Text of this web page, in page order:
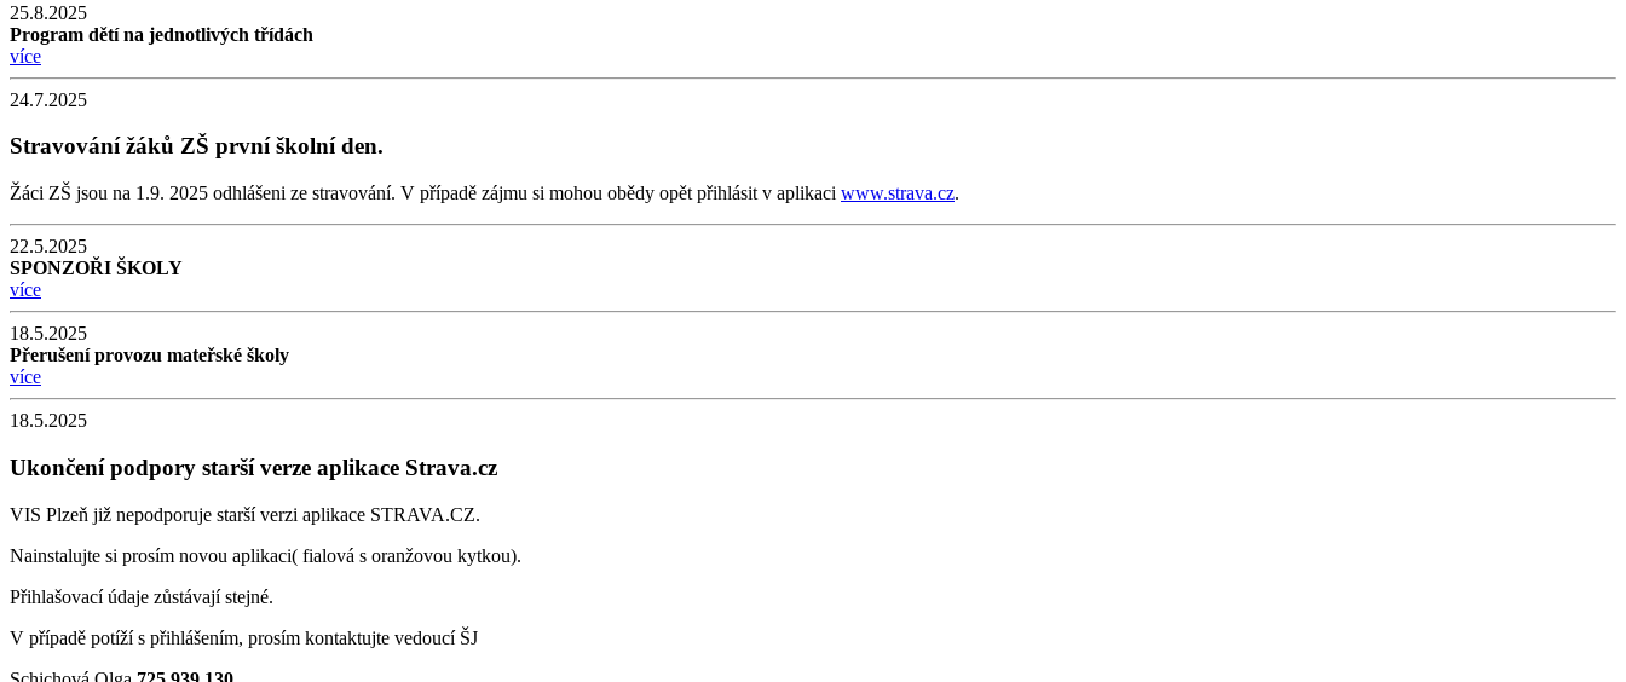
25.8.2025
Program dětí na jednotlivých třídách
více
24.7.2025
Stravování žáků ZŠ první školní den.
Žáci ZŠ jsou na 1.9. 2025 odhlášeni ze stravování. V případě zájmu si mohou obědy opět přihlásit v aplikaci www.strava.cz.
22.5.2025
SPONZOŘI ŠKOLY
více
18.5.2025
Přerušení provozu mateřské školy
více
18.5.2025
Ukončení podpory starší verze aplikace Strava.cz
VIS Plzeň již nepodporuje starší verzi aplikace STRAVA.CZ.
Nainstalujte si prosím novou aplikaci( fialová s oranžovou kytkou).
Přihlašovací údaje zůstávají stejné.
V případě potíží s přihlášením, prosím kontaktujte vedoucí ŠJ